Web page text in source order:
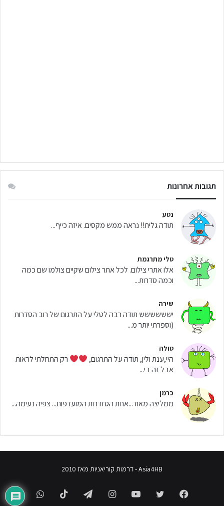
תגובות אחרונות
נטע
תודה גלית!! נראה ממש מקסים. איזה כייף...
טלי מתרגמת
אלו אתרי צילום. לכל אתר צילום שקיים צולמו שם כמה
וכמה סדרות...
שירה
ישששששש תודה רבה לטלי על התרגום של רוב הסדרות
(וספרתי יותר מ...
טולה
היי,ענת ולין, תודה על התרגום,
רק התחלתי לראות
אבל זה בי...
כרמן
ממליצה מאוד...אחת הסזדרות המועדפות... צפיה נעימה...
Asia4HB - דרמות קוריאניות מאז 2010
Facebook
Twitter
YouTube
Instagram
Telegram
TikTok